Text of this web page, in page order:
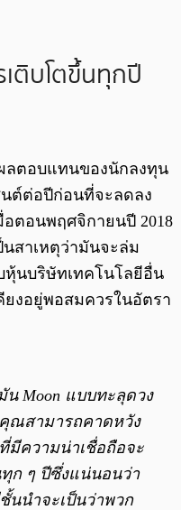
ติบโตขึ้นทุกปี
ลตอบแทนของนักลงทุน
นต์ต่อปีก่อนที่จะลดลง
ตอนพฤศจิกายนปี 2018
สาเหตุว่ามันจะล่ม
หุ้นบริษัทเทคโนโลยีอื่น
งอยู่พอสมควรในอัตรา
Moon แบบทะลุดวง
ณสามารถคาดหวัง
มีความน่าเชื่อถือจะ
ทุก ๆ ปีซึ่งแน่นอนว่า
นนำจะเป็นว่าพวก